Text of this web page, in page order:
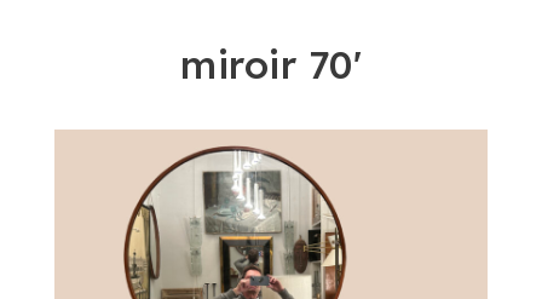
miroir 70'